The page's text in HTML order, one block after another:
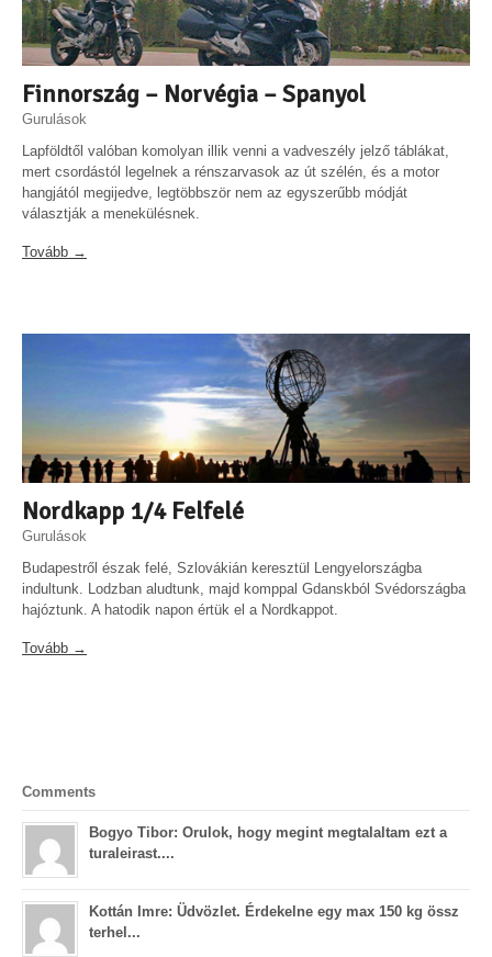
Finnország – Norvégia – Spanyol
Gurulások
Lapföldtől valóban komolyan illik venni a vadveszély jelző táblákat,
mert csordástól legelnek a rénszarvasok az út szélén, és a motor
hangjától megijedve, legtöbbször nem az egyszerűbb módját
választják a menekülésnek.
Tovább →
Nordkapp 1/4 Felfelé
Gurulások
Budapestről észak felé, Szlovákián keresztül Lengyelországba
indultunk. Lodzban aludtunk, majd komppal Gdanskból Svédországba
hajóztunk. A hatodik napon értük el a Nordkappot.
Tovább →
Comments
Bogyo Tibor: Orulok, hogy megint megtalaltam ezt a
turaleirast....
Kottán Imre: Üdvözlet. Érdekelne egy max 150 kg össz
terhel...